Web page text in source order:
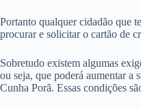
Portanto qualquer cidadão que
procurar e solicitar o cartão de
Sobretudo existem algumas
ou seja, que poderá aumentar a
Cunha Porã. Essas condições